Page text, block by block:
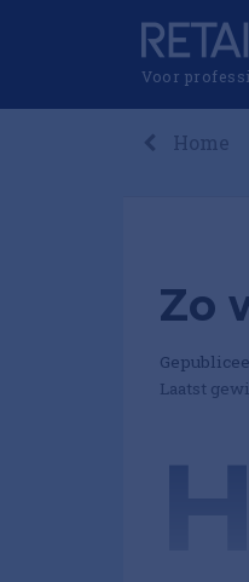
Voor
Home
Zo
Laatst
H